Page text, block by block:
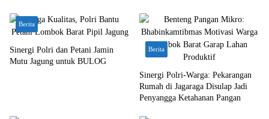
Berita
Sinergi Polri dan Petani Jamin
Mutu Jagung untuk BULOG
Berita
Sinergi Polri-Warga: Pekarangan
Rumah di Jagaraga Disulap Jadi
Penyangga Ketahanan Pangan